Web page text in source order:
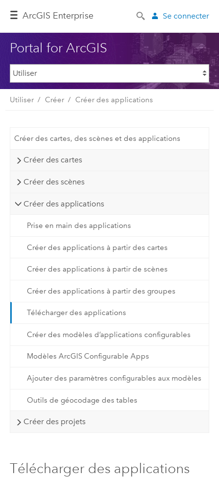
ArcGIS Enterprise Se connecter
Portal for ArcGIS
Utiliser Créer Créer des applications
Créer des cartes, des scènes et des applications
Créer des cartes
Créer des scènes
Créer des applications
Prise en main des applications
Créer des applications à partir des cartes
Créer des applications à partir de scènes
Créer des applications à partir des groupes
Télécharger des applications
Créer des modèles d’applications configurables
Modèles ArcGIS Configurable Apps
Ajouter des paramètres configurables aux modèles
Outils de géocodage des tables
Créer des projets
Télécharger des applications